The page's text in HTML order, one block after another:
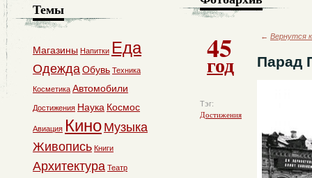
45
год
Тэг:
Достижения
← Вернутся
Парад
Темы
Магазины Напитки Еда
ОдеждаОбувь Техника
Косметика Автомобили
Достижения Наука Космос
Авиация Кино Музыка
Живопись Книги
Архитектура Театр